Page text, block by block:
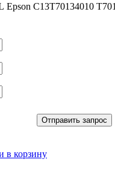
Epson C13T70134010
Отправить запрос
в корзину